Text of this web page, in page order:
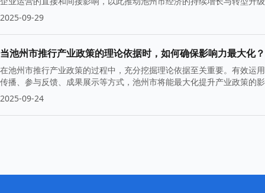
2025-09-29
当池州市推行产业政策的理论依据时，如何确保影响力最大化？
在池州市推行产业政策的过程中，充分挖掘理论依据至关重要。有效运
传播、参与反馈、成果展示等方式，池州市将能最大化提升产业政策的
2025-09-24